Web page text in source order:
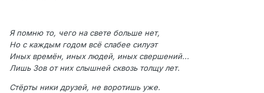
Я помню то, чего на свете больше нет,
Но с каждым годом всё слабее силуэт
Иных времён, иных людей, иных свершений...
Лишь Зов от них слышней сквозь толщу лет.
Стёрты ники друзей, не воротишь уже.